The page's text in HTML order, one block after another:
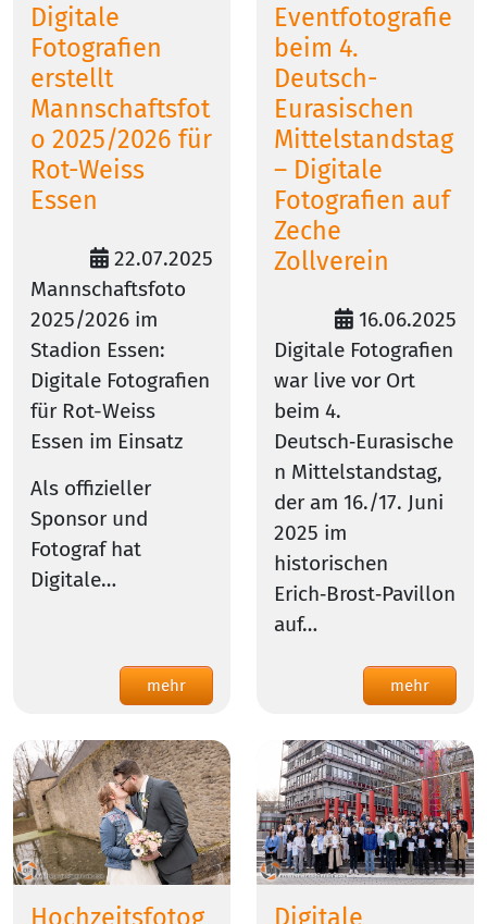
Digitale
Fotografien
erstellt
Mannschaftsfot
o 2025/2026 für
Rot-Weiss
Essen
22.07.2025
Mannschaftsfoto
2025/2026 im
Stadion Essen:
Digitale Fotografien
für Rot-Weiss
Essen im Einsatz
Als offizieller
Sponsor und
Fotograf hat
Digitale…
mehr
Eventfotografie
beim 4.
Deutsch-
Eurasischen
Mittelstandstag
– Digitale
Fotografien auf
Zeche
Zollverein
16.06.2025
Digitale Fotografien
war live vor Ort
beim 4.
Deutsch‑Eurasische
n Mittelstandstag,
der am 16./17. Juni
2025 im
historischen
Erich‑Brost‑Pavillon
auf…
mehr
Hochzeitsfotog
Digitale